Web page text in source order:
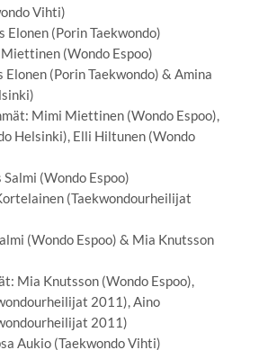
Vihti)
Elonen (Porin Taekwondo)
(Wondo Espoo)
Elonen (Porin Taekwondo) & Amina
Mimi Miettinen (Wondo Espoo),
Helsinki), Elli Hiltunen (Wondo
(Wondo Espoo)
(Taekwondourheilijat
(Wondo Espoo) & Mia Knutsson
Mia Knutsson (Wondo Espoo),
2011), Aino
2011)
Aukio (Taekwondo Vihti)